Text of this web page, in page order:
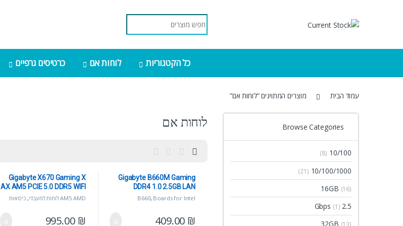
Search for:
כל הקטגוריות לוחות אם כרטיסים גרפיים
עמוד הבית מוצרים המתויגים “לוחות אם”
לוחות אם
B660, Boards for Intel
Gigabyte B660M Gaming
DDR4 1.0 2.5GB LAN
LGA1700 12 לוח למעבד דור
409.00 ₪
AM5 AMD לוחות למעבדי , כיסאות
Gigabyte X670 Gaming X
AX AM5 PCIE 5.0 DDR5 WIFI
6E לוח
995.00 ₪
Browse Categories
10/100
(8)
10/100/1000
(21)
16GB (16)
2.5 Gbps
(1)
32GB